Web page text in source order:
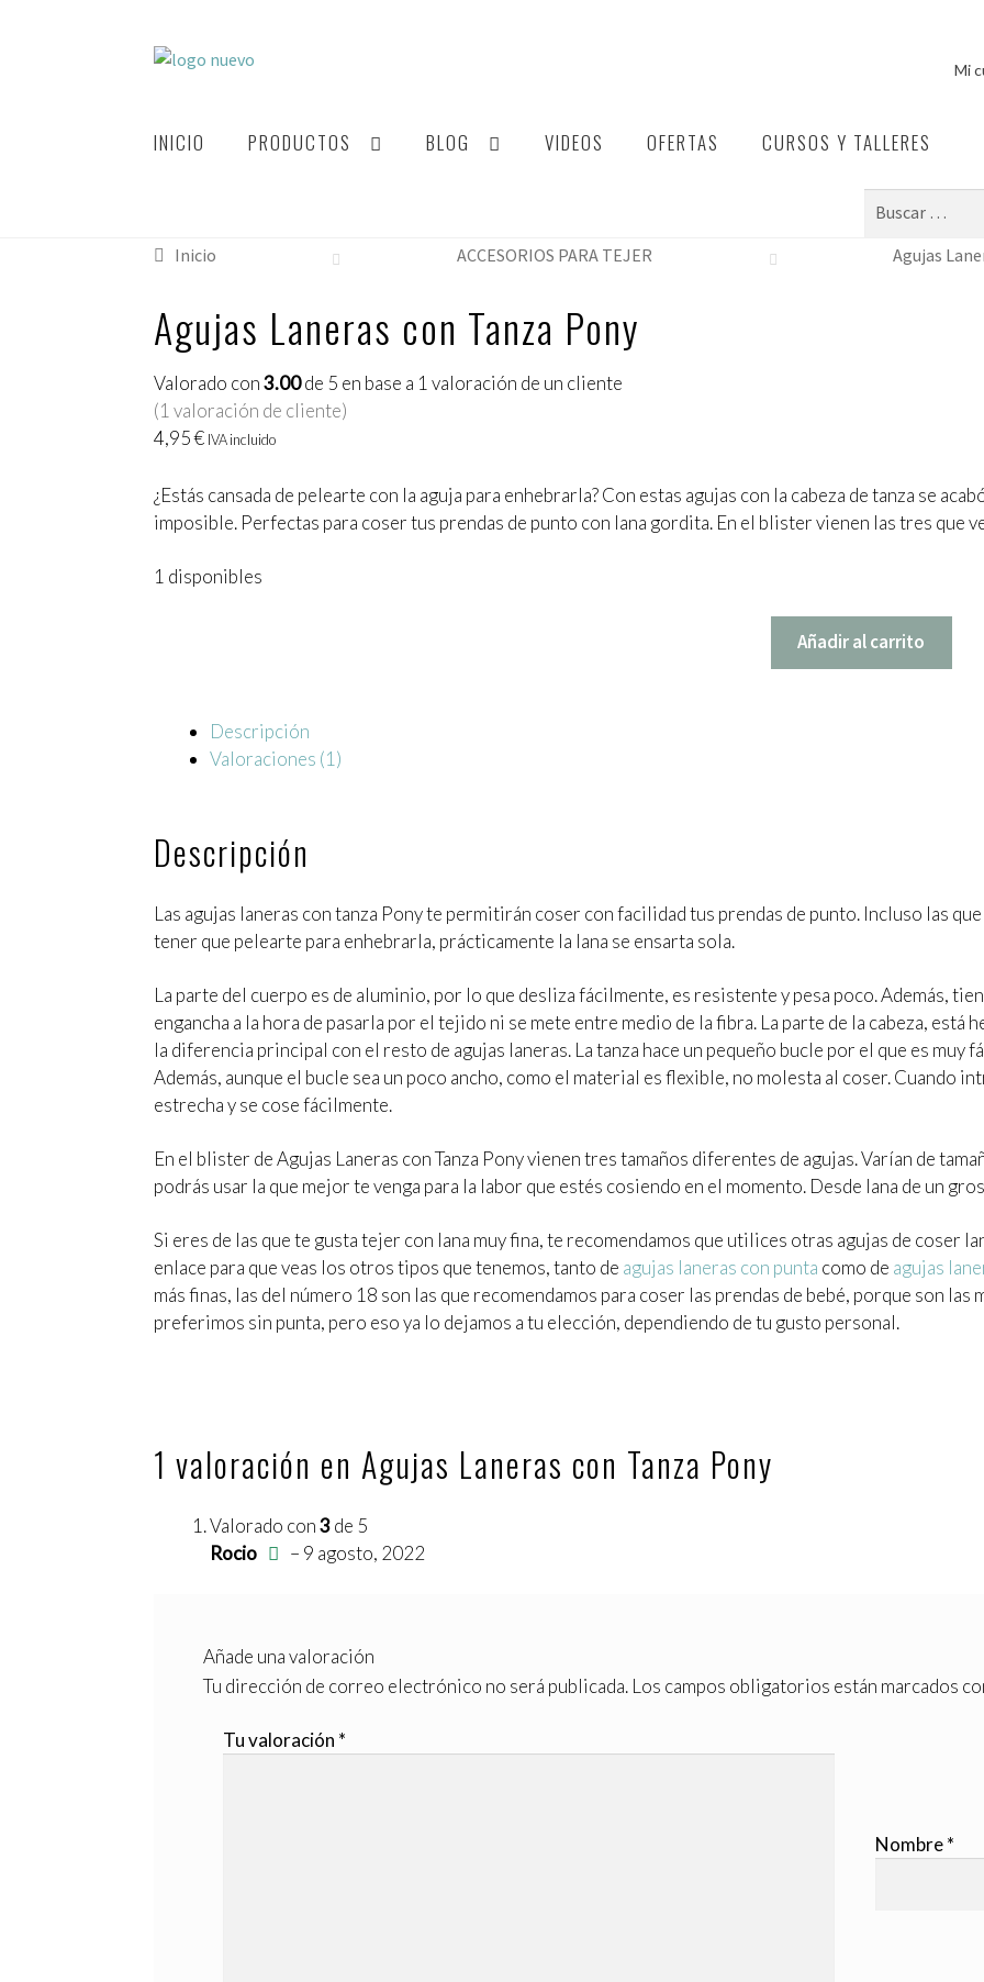
Mi
INICIO PRODUCTOS BLOG VIDEOS OFERTAS CURSOS Y TALLERES
Inicio ACCESORIOS PARA TEJER Agujas
Agujas Laneras con Tanza Pony
Valorado con3.00de 5 en base a 1valoración de un cliente
(1valoración de cliente)
4,95€ IVA incluido
¿Estás cansada de pelearte con la aguja para enhebrarla? Con estas agujas con la cabeza de tanza se
imposible. Perfectas para coser tus prendas de punto con lana gordita. En el blister vienen las tres que
1 disponibles
Añadir al carrito
Descripción
Valoraciones (1)
Descripción
Las agujas laneras con tanza Pony te permitirán coser con facilidad tus prendas de punto. Incluso las
tener que pelearte para enhebrarla, prácticamente la lana se ensarta sola.
La parte del cuerpo es de aluminio, por lo que desliza fácilmente, es resistente y pesa poco. Además,
engancha a la hora de pasarla por el tejido ni se mete entre medio de la fibra. La parte de la cabeza, está
la diferencia principal con el resto de agujas laneras. La tanza hace un pequeño bucle por el que es muy
Además, aunque el bucle sea un poco ancho, como el material es flexible, no molesta al coser. Cuando
estrecha y se cose fácilmente.
En el blister de Agujas Laneras con Tanza Pony vienen tres tamaños diferentes de agujas. Varían de
podrás usar la que mejor te venga para la labor que estés cosiendo en el momento. Desde lana de un
Si eres de las que te gusta tejer con lana muy fina, te recomendamos que utilices otras agujas de coser
enlace para que veas los otros tipos que tenemos, tanto de agujas laneras con punta como de agujas
más finas, las del número 18 son las que recomendamos para coser las prendas de bebé, porque son las
preferimos sin punta, pero eso ya lo dejamos a tu elección, dependiendo de tu gusto personal.
1 valoración en Agujas Laneras con Tanza Pony
Valorado con3de 5
Rocio
– 9 agosto, 2022
Añade una valoración
Tu dirección de correo electrónico no será publicada. Los campos obligatorios están marcados
Tu valoración *
Nombre*